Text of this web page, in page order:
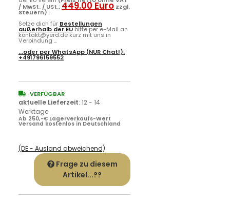
/ MwSt. / USt.:449.00 Euro zzgl.
Steuern) .
Setze dich für Bestellungen
außerhalb der EUbitte per e-Mail an
kontakt@yerd.de kurz mit uns in
Verbindung ...
...oder perWhatsApp (NUR Chat!):
+491796159552
VERFÜGBAR
aktuelle Lieferzeit: 12 - 14
Werktage
Ab 250,-€ Lagerverkaufs-Wert
Versand kostenlos in Deutschland
(DE - Ausland abweichend)
Frage zu diesem
Artikel...??